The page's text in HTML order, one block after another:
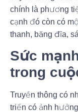
chính là phương
cạnh đó còn có
thanh, băng đĩa,
Sức
trong
Truyền thông có
triển có ảnh